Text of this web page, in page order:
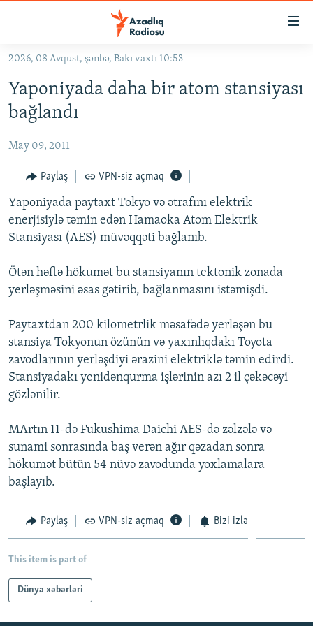
Əsas
qayıt
Əsas
naviqasiyaya
qayıt
#İZAHLA
KORRUPSIOMETR
#ƏSLINDƏ
FƏRQƏ BAX
QANUNI DOĞRU
ARAŞDIRMA
VIDEO
İNFOQRAFIKA
KARIKATURA
RADIO ARXIV
AZƏRBAYCAN ƏDƏBIYYATI KITABXANASI
İSLAM VƏ DEMOKRATIYA
İZ - MƏDƏNIYYƏT PROQRAMI
HAQQIMIZDA
MISSIYAMIZ
PEŞƏ ETIKASI VƏ JURNALISTIKA STANDARTLARIMIZ
MATERIALLARIMIZDAN ISTIFADƏ
AZADLIQRADIOSU MOBIL TELEFONUNUZDA
BIZIMLƏ ƏLAQƏ
XƏBƏR BÜLLETENLƏRIMIZ
BIZI IZLƏ
2026, 08 Avqust, şənbə, Bakı vaxtı 10:53
Yaponiyada daha bir atom stansiyası
bağlandı
May 09, 2011
Paylaş VPN-siz açmaq
Yaponiyada paytaxt Tokyo və ətrafını elektrik
enerjisiylə təmin edən Hamaoka Atom Elektrik
Stansiyası (AES) müvəqqəti bağlanıb.
Ötən həftə hökumət bu stansiyanın tektonik zonada
yerləşməsini əsas gətirib, bağlanmasını istəmişdi.
Paytaxtdan 200 kilometrlik məsafədə yerləşən bu
stansiya Tokyonun özünün və yaxınlıqdakı Toyota
zavodlarının yerləşdiyi ərazini elektriklə təmin edirdi.
Stansiyadakı yenidənqurma işlərinin azı 2 il çəkəcəyi
gözlənilir.
MArtın 11-də Fukushima Daichi AES-də zəlzələ və
sunami sonrasında baş verən ağır qəzadan sonra
hökumət bütün 54 nüvə zavodunda yoxlamalara
başlayıb.
Paylaş VPN-siz açmaq Bizi izlə
This item is part of
Dünya xəbərləri